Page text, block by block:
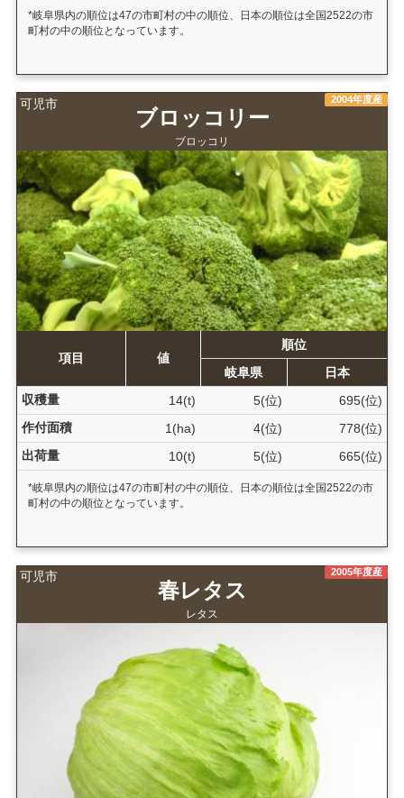
*岐阜県内の順位は47の市町村の中の順位、日本の順位は全国2522の市
町村の中の順位となっています。
可児市 2004年度産
ブロッコリー
ブロッコリ
項目 値
順位
岐阜県
日本
収穫量
14(t) 5(位)
695(位)
作付面積
1(ha) 4(位)
778(位)
出荷量
10(t) 5(位) 665(位)
*岐阜県内の順位は47の市町村の中の順位、日本の順位は全国2522の市
町村の中の順位となっています。
可児市 2005年度産
春レタス
レタス